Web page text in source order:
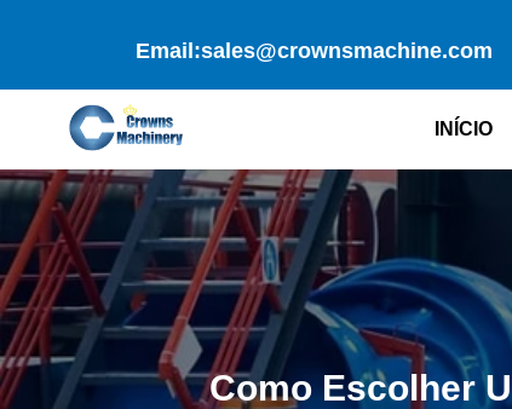
Email:sales@crownsmachine.com
INÍCIO
Como Escolher